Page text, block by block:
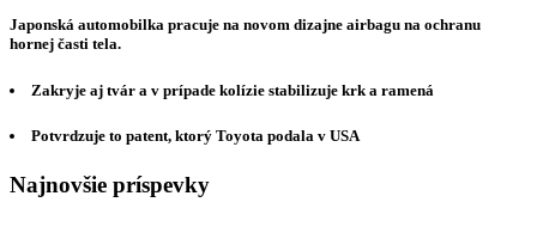
Japonská automobilka pracuje na novom dizajne airbagu na ochranu
hornej časti tela.
Zakryje aj tvár a v prípade kolízie stabilizuje krk a ramená
Potvrdzuje to patent, ktorý Toyota podala v USA
Najnovšie príspevky